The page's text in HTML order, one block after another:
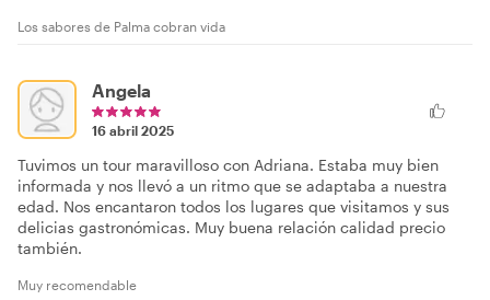
Los sabores de Palma cobran vida
Angela
16 abril 2025
Tuvimos un tour maravilloso con Adriana. Estaba muy bien
informada y nos llevó a un ritmo que se adaptaba a nuestra
edad. Nos encantaron todos los lugares que visitamos y sus
delicias gastronómicas. Muy buena relación calidad precio
también.
Muy recomendable